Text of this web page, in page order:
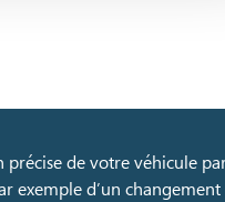
de votre véhicule
exemple d’un changement